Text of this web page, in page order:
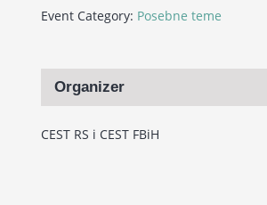
Event Category: Posebne teme
Organizer
CEST RS i CEST FBiH